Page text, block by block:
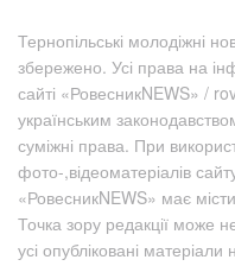
Тернопільські молодіжні
збережено. Усі права на
сайті «РовесникNEWS» /
українським
суміжні права. При
фото-,відеоматеріалів
«РовесникNEWS» має
Точка зору редакції може
усі опубліковані